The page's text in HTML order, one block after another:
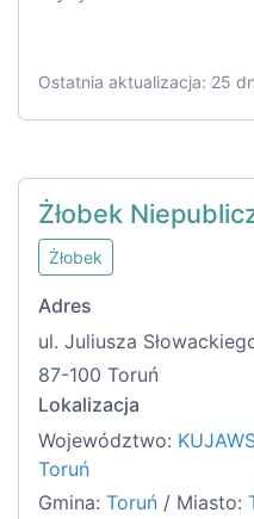
Ostatnia aktualizacja: 25
Żłobek
Żłobek
Adres
ul. Juliusza
87-100 Toruń
Lokalizacja
Województwo:
Toruń
Gmina: Toruń / Miasto: